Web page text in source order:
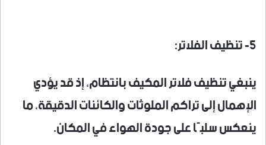
5- تنظيف الفلاتر:
ينبغي تنظيف فلاتر المكيف بانتظام، إذ قد يؤدي
الإهمال إلى تراكم الملوثات والكائنات الدقيقة، ما
ينعكس سلبًا على جودة الهواء في المكان.